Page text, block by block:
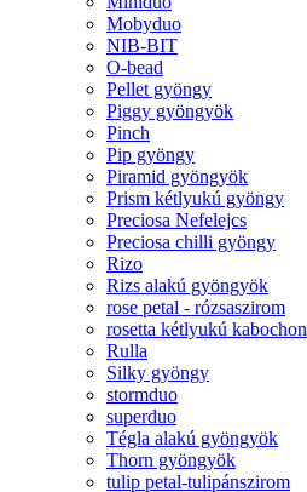
Mobyduo
NIB-BIT
O-bead
Pellet gyöngy
Piggy gyöngyök
Pinch
Pip gyöngy
Piramid gyöngyök
Prism kétlyukú gyöngy
Preciosa Nefelejcs
Preciosa chilli gyöngy
Rizo
Rizs alakú gyöngyök
rose petal - rózsaszirom
rosetta kétlyukú kabochon
Rulla
Silky gyöngy
stormduo
superduo
Tégla alakú gyöngyök
Thorn gyöngyök
tulip petal-tulipánszirom